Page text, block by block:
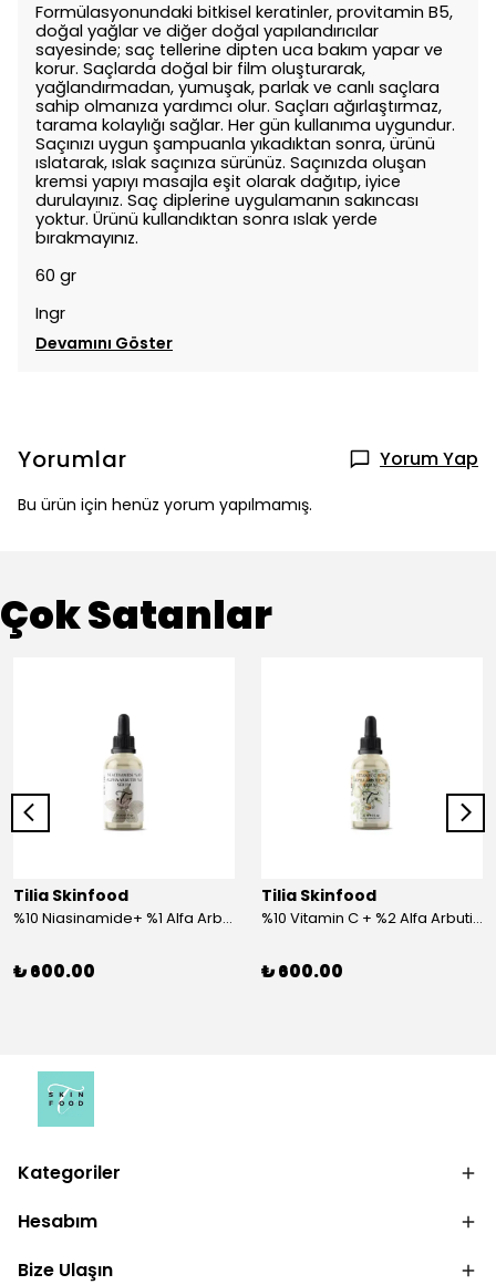
Formülasyonundaki bitkisel keratinler, provitamin B5,
doğal yağlar ve diğer doğal yapılandırıcılar
sayesinde; saç tellerine dipten uca bakım yapar ve
korur. Saçlarda doğal bir film oluşturarak,
yağlandırmadan, yumuşak, parlak ve canlı saçlara
sahip olmanıza yardımcı olur. Saçları ağırlaştırmaz,
tarama kolaylığı sağlar. Her gün kullanıma uygundur.
Saçınızı uygun şampuanla yıkadıktan sonra, ürünü
ıslatarak, ıslak saçınıza sürünüz. Saçınızda oluşan
kremsi yapıyı masajla eşit olarak dağıtıp, iyice
durulayınız. Saç diplerine uygulamanın sakıncası
yoktur. Ürünü kullandıktan sonra ıslak yerde
bırakmayınız.
60 gr
Ingr
Devamını Göster
Yorumlar Yorum Yap
Bu ürün için henüz yorum yapılmamış.
Çok Satanlar
Tilia Skinfood
%10 Niasinamide+ %1 Alfa Arbutin Serum
₺ 600.00
Tilia Skinfood
%10 Vitamin C + %2 Alfa Arbutin Serum
₺ 600.00
Kategoriler
Hesabım
Bize Ulaşın